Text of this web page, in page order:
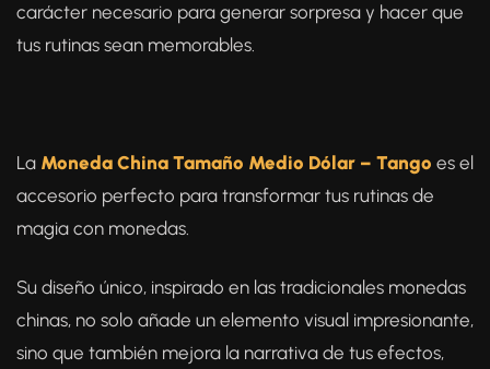
carácter necesario para generar sorpresa y hacer que
tus rutinas sean memorables.
La Moneda China Tamaño Medio Dólar – Tango es el
accesorio perfecto para transformar tus rutinas de
magia con monedas.
Su diseño único, inspirado en las tradicionales monedas
chinas, no solo añade un elemento visual impresionante,
sino que también mejora la narrativa de tus efectos,